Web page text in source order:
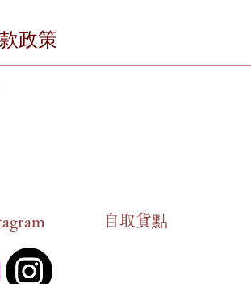
政策
況的貨品，或因意外情況未能
您的情況，您可以選擇以下兩
地址領取：
以WhatsApp形式跟進最新的送
自​取貨點